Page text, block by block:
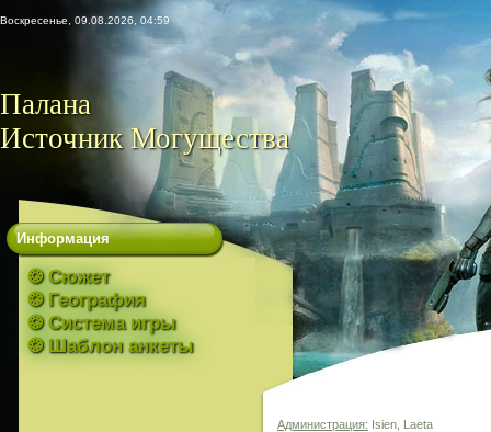
Воскресенье, 09.08.2026, 04:59
Палана
Источник Могущества
Информация
❂ Сюжет
❂ География
❂ Система игры
❂ Шаблон анкеты
Администрация: Isien, Laeta